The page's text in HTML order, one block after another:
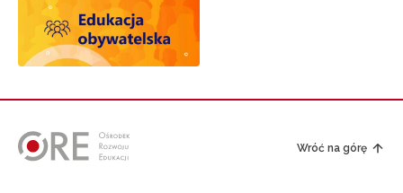
Wróć na górę